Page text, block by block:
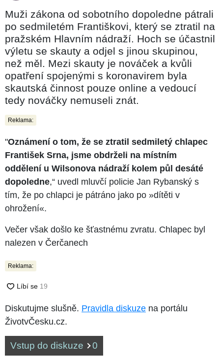
Muži zákona od sobotního dopoledne pátrali
po sedmiletém Františkovi, který se ztratil na
pražském Hlavním nádraží. Hoch se účastnil
výletu se skauty a odjel s jinou skupinou,
než měl. Mezi skauty je nováček a kvůli
opatření spojenými s koronavirem byla
skautská činnost pouze online a vedoucí
tedy nováčky nemuseli znát.
Reklama:
"Oznámení o tom, že se ztratil sedmiletý chlapec
František Srna, jsme obdrželi na místním
oddělení u Wilsonova nádraží kolem půl desáté
dopoledne,“ uvedl mluvčí policie Jan Rybanský s
tím, že po chlapci je pátráno jako po »dítěti v
ohrožení«.
Večer však došlo ke šťastnému zvratu. Chlapec byl
nalezen v Čerčanech
Reklama:
Diskutujme slušně. Pravidla diskuze na portálu
ŽivotvČesku.cz.
Vstup do diskuze 0